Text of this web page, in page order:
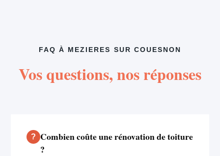
FAQ À MEZIERES SUR COUESNON
Vos questions, nos réponses
Combien coûte une rénovation de toiture
?